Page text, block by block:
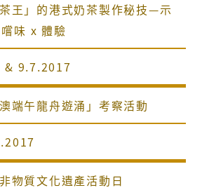
茶王」的港式奶茶製作秘技—示
味 x 體驗
& 9.7.2017
澳端午龍舟遊涌」考察活動
物質文化遺產活動日